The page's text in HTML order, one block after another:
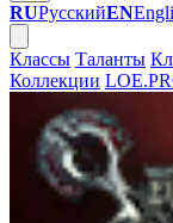
RUРусскийEN
Классы Таланты
Коллекции